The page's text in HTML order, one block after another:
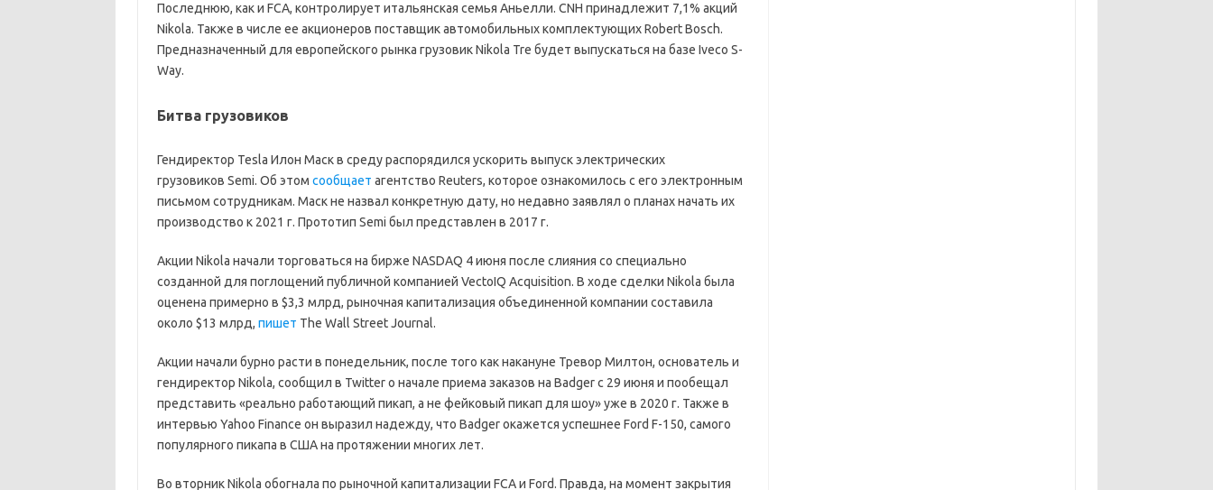
Последнюю, как и FCA, контролирует итальянская семья Аньелли. CNH принадлежит 7,1% акций
Nikola. Также в числе ее акционеров поставщик автомобильных комплектующих Robert Bosch.
Предназначенный для европейского рынка грузовик Nikola Tre будет выпускаться на базе Iveco S-
Way.
Битва грузовиков
Гендиректор Tesla Илон Маск в среду распорядился ускорить выпуск электрических
грузовиков Semi. Об этом сообщает агентство Reuters, которое ознакомилось с его электронным
письмом сотрудникам. Маск не назвал конкретную дату, но недавно заявлял о планах начать их
производство к 2021 г. Прототип Semi был представлен в 2017 г.​
Акции Nikola начали торговаться на бирже NASDAQ 4 июня после слияния со специально
созданной для поглощений публичной компанией VectoIQ Acquisition. В ходе сделки Nikola была
оценена примерно в $3,3 млрд, рыночная капитализация объединенной компании составила
около $13 млрд, пишет The Wall Street Journal.
Акции начали бурно расти в понедельник, после того как накануне Тревор Милтон, основатель и
гендиректор Nikola, сообщил в Twitter о начале приема заказов на Badger с 29 июня и пообещал
представить «реально работающий пикап, а не фейковый пикап для шоу» уже в 2020 г. Также в
интервью Yahoo Finance он выразил надежду, что Badger окажется успешнее Ford F-150, самого
популярного пикапа в США на протяжении многих лет.
Во вторник Nikola обогнала по рыночной капитализации FCA и Ford. Правда, на момент закрытия